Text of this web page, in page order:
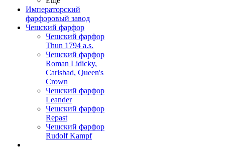
Императорский
фарфоровый завод
Чешский фарфор
Чешский фарфор
Thun 1794 a.s.
Чешский фарфор
Roman Lidicky,
Carlsbad, Queen's
Crown
Чешский фарфор
Leander
Чешский фарфор
Repast
Чешский фарфор
Rudolf Kampf